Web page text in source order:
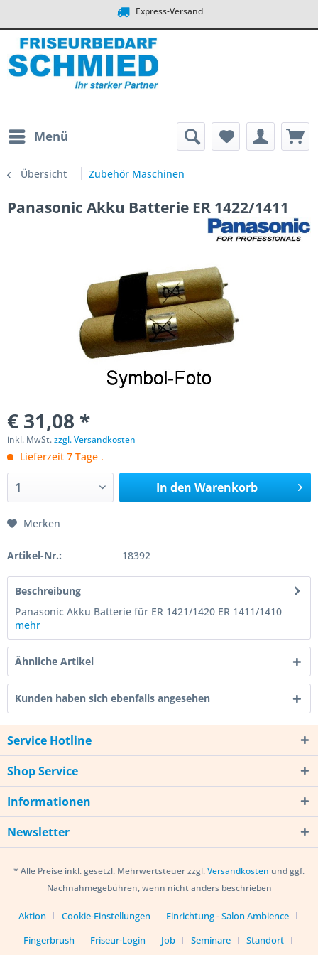
Express-Versand
Menü
Übersicht Zubehör Maschinen
Panasonic Akku Batterie ER 1422/1411
€ 31,08 *
inkl. MwSt.zzgl. Versandkosten
Lieferzeit 7 Tage .
In den Warenkorb
Merken
Artikel-Nr.: 18392
Beschreibung
Panasonic Akku Batterie für ER 1421/1420 ER 1411/1410
mehr
Ähnliche Artikel
Kunden haben sich ebenfalls angesehen
Service Hotline
Shop Service
Informationen
Newsletter
* Alle Preise inkl. gesetzl. Mehrwertsteuer zzgl.Versandkosten und ggf.
Nachnahmegebühren, wenn nicht anders beschrieben
Aktion Cookie-Einstellungen
Einrichtung - Salon Ambience
Fingerbrush
Friseur-Login Job Seminare Standort